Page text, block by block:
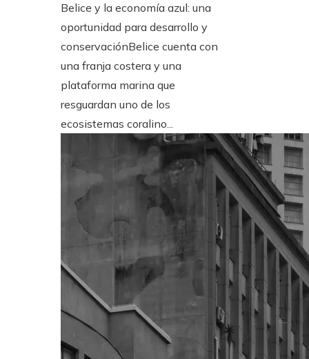
Belice y la economía azul: una
oportunidad para desarrollo y
conservaciónBelice cuenta con
una franja costera y una
plataforma marina que
resguardan uno de los
ecosistemas coralino...